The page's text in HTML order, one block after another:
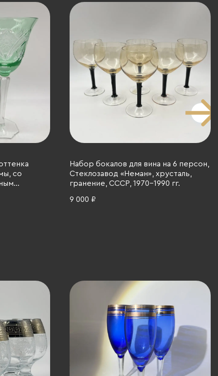
со
Набор бокалов для вина на 6 персон,
Стеклозавод «Неман», хрусталь,
гранение, СССР, 1970-1990 гг.
9 000 ₽